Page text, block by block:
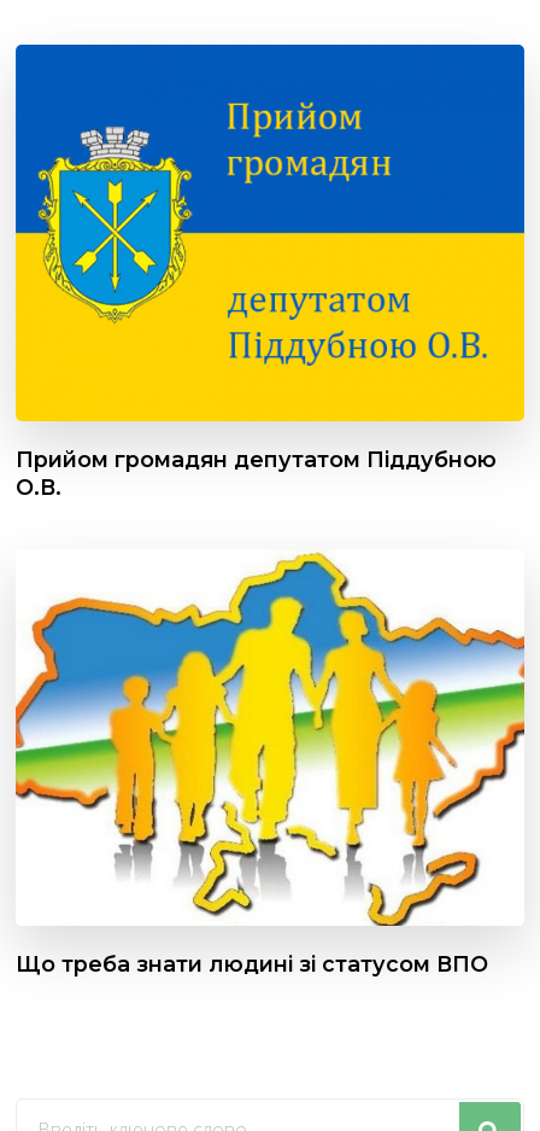
Прийом громадян депутатом Піддубною
О.В.
Що треба знати людині зі статусом ВПО